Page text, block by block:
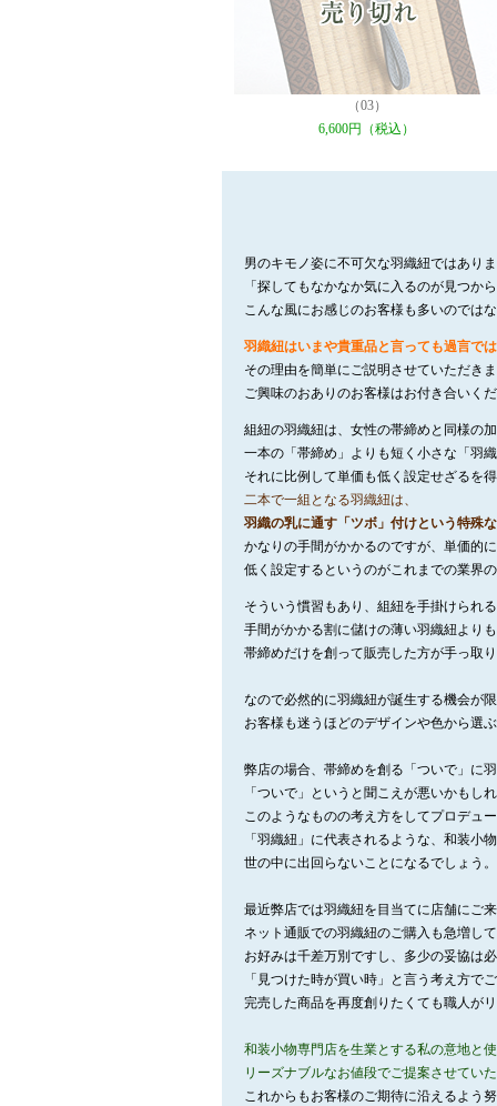
（03）
6,600円（税込）
男のキモノ姿に不可欠な羽織紐ではあり
「探してもなかなか気に入るのが見つか
こんな風にお感じのお客様も多いのでは
羽織紐はいまや貴重品と言っても過言で
その理由を簡単にご説明させていただき
ご興味のおありのお客様はお付き合いく
組紐の羽織紐は、女性の帯締めと同様の
一本の「帯締め」よりも短く小さな「羽
それに比例して単価も低く設定せざるを
二本で一組となる羽織紐は、
羽織の乳に通す「ツボ」付けという特殊
かなりの手間がかかるのですが、単価的
低く設定するというのがこれまでの業界
そういう慣習もあり、組紐を手掛けられ
手間がかかる割に儲けの薄い羽織紐よりも
帯締めだけを創って販売した方が手っ取
なので必然的に羽織紐が誕生する機会が
お客様も迷うほどのデザインや色から選
弊店の場合、帯締めを創る「ついで」に
「ついで」というと聞こえが悪いかもし
このようなものの考え方をしてプロデュ
「羽織紐」に代表されるような、和装小
世の中に出回らないことになるでしょう。
最近弊店では羽織紐を目当てに店舗にご
ネット通販での羽織紐のご購入も急増し
お好みは千差万別ですし、多少の妥協は
「見つけた時が買い時」と言う考え方で
完売した商品を再度創りたくても職人が
和装小物専門店を生業とする私の意地と
リーズナブルなお値段でご提案させてい
これからもお客様のご期待に沿えるよう